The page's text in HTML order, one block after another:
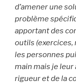
d’amener une
problème
apportant des
outils (exercices,
les personnes
main mais je leur
rigueur et de la